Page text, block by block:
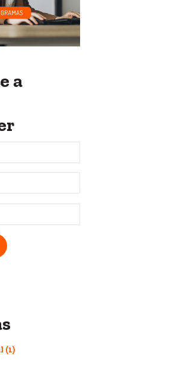
a
(1)